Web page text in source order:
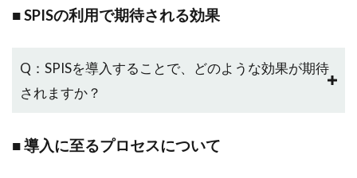
■ SPISの利用で期待される効果
Q：SPISを導入することで、どのような効果が期待
されますか？
■ 導入に至るプロセスについて